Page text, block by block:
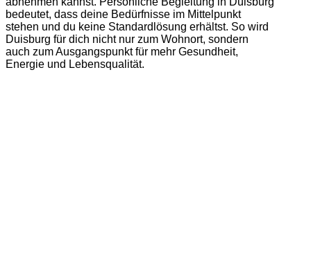
bedeutet, dass deine Bedürfnisse im Mittelpunkt
stehen und du keine Standardlösung erhältst. So wird
Duisburg für dich nicht nur zum Wohnort, sondern
auch zum Ausgangspunkt für mehr Gesundheit,
Energie und Lebensqualität.